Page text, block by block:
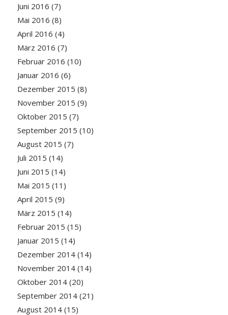
Juni 2016 (7)
Mai 2016 (8)
April 2016 (4)
März 2016 (7)
Februar 2016 (10)
Januar 2016 (6)
Dezember 2015 (8)
November 2015 (9)
Oktober 2015 (7)
September 2015 (10)
August 2015 (7)
Juli 2015 (14)
Juni 2015 (14)
Mai 2015 (11)
April 2015 (9)
März 2015 (14)
Februar 2015 (15)
Januar 2015 (14)
Dezember 2014(14)
November 2014(14)
Oktober 2014(20)
September 2014(21)
August 2014(15)